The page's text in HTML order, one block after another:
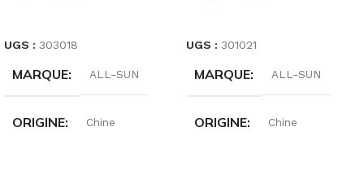
UGS : 303018
MARQUE ALL-SUN
ORIGINE Chine
UGS : 301021
MARQUE ALL-SUN
ORIGINE Chine